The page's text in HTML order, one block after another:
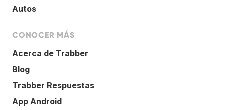
Autos
CONOCER MÁS
Acerca de Trabber
Blog
Trabber Respuestas
App Android